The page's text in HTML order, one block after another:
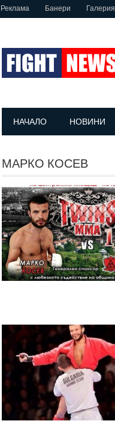
Реклама Банери Галерия
НАЧАЛО НОВИНИ
МАРКО КОСЕВ